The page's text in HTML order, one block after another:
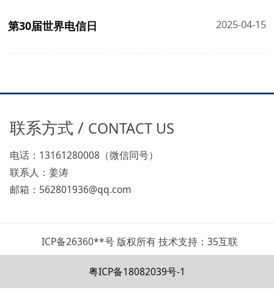
第30届世界电信日 2025-04-15
联系方式 / CONTACT US
电话：13161280008（微信同号）
联系人：姜涛
邮箱：562801936@qq.com
ICP备26360**号 版权所有 技术支持：35互联
粤ICP备18082039号-1